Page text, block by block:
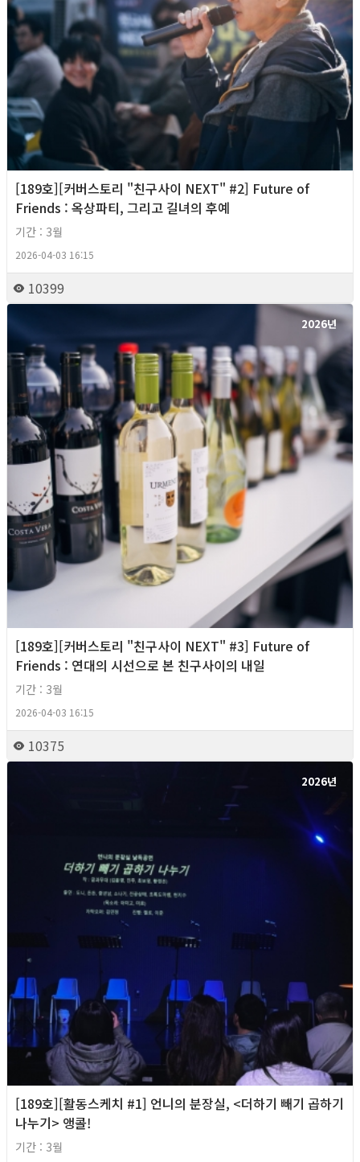
[189호][커버스토리 "친구사이 NEXT" #2] Future of
Friends : 옥상파티, 그리고 길녀의 후예
기간 : 3월
2026-04-03 16:15
10399
2026년
[189호][커버스토리 "친구사이 NEXT" #3] Future of
Friends : 연대의 시선으로 본 친구사이의 내일
기간 : 3월
2026-04-03 16:15
10375
2026년
[189호][활동스케치 #1] 언니의 분장실, <더하기 빼기 곱하기
나누기> 앵콜!
기간 : 3월